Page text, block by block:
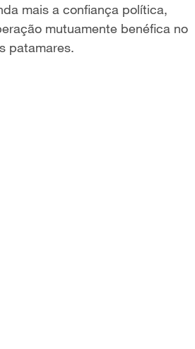
mais a confiança política,
mutuamente benéfica no
patamares.